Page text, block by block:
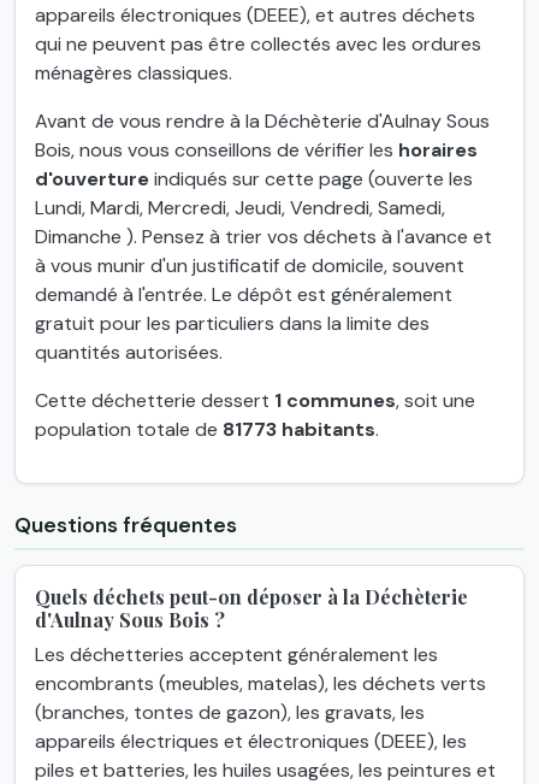
appareils électroniques (DEEE), et autres déchets
qui ne peuvent pas être collectés avec les ordures
ménagères classiques.
Avant de vous rendre à la Déchèterie d'Aulnay Sous
Bois, nous vous conseillons de vérifier les horaires
d'ouvertureindiqués sur cette page (ouverte les
Lundi, Mardi, Mercredi, Jeudi, Vendredi, Samedi,
Dimanche ). Pensez à trier vos déchets à l'avance et
à vous munir d'un justificatif de domicile, souvent
demandé à l'entrée. Le dépôt est généralement
gratuit pour les particuliers dans la limite des
quantités autorisées.
Cette déchetterie dessert 1 communes, soit une
population totale de 81773 habitants.
Questions fréquentes
Quels déchets peut-on déposer à la Déchèterie
d'Aulnay Sous Bois ?
Les déchetteries acceptent généralement les
encombrants (meubles, matelas), les déchets verts
(branches, tontes de gazon), les gravats, les
appareils électriques et électroniques (DEEE), les
piles et batteries, les huiles usagées, les peintures et